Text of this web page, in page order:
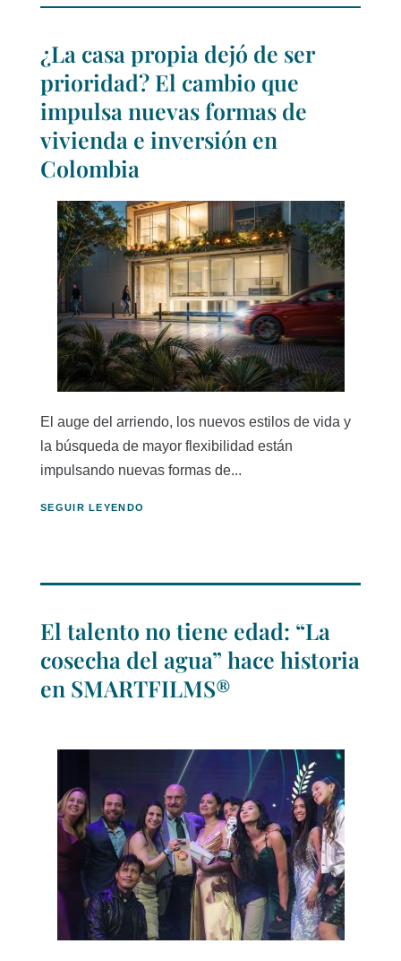
¿La casa propia dejó de ser
prioridad? El cambio que
impulsa nuevas formas de
vivienda e inversión en
Colombia
El auge del arriendo, los nuevos estilos de vida y
la búsqueda de mayor flexibilidad están
impulsando nuevas formas de...
SEGUIR LEYENDO
El talento no tiene edad: “La
cosecha del agua” hace historia
en SMARTFILMS®